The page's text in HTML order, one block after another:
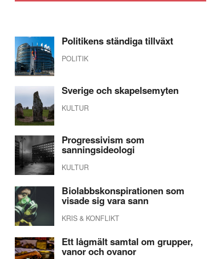
Politikens ständiga tillväxt
POLITIK
Sverige och skapelsemyten
KULTUR
Progressivism som
sanningsideologi
KULTUR
Biolabbskonspirationen som
visade sig vara sann
KRIS & KONFLIKT
Ett lågmält samtal om grupper,
vanor och ovanor